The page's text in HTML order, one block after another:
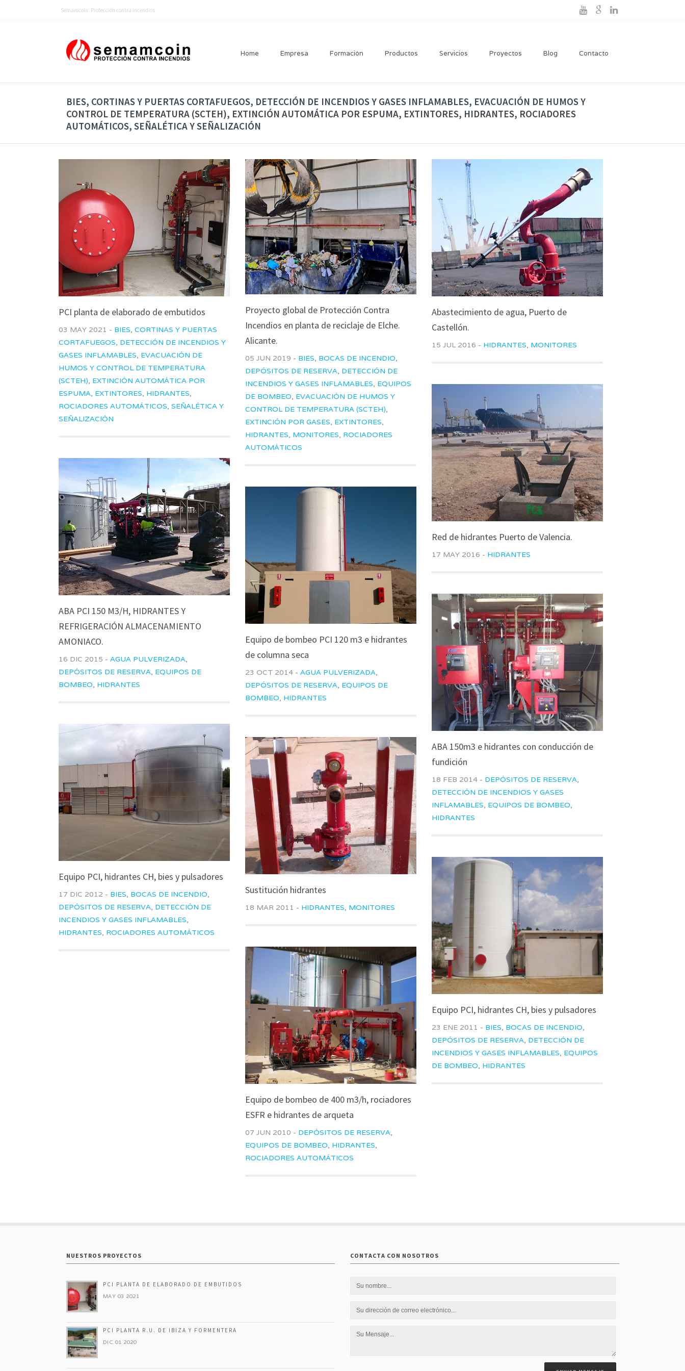
Semamcoin: Protección contra incendios
Home Empresa Formación Productos Servicios Proyectos Blog Contacto
BIES, CORTINAS Y PUERTAS CORTAFUEGOS, DETECCIÓN DE INCENDIOS Y GASES INFLAMABLES, EVACUACIÓN DE HUMOS Y
CONTROL DE TEMPERATURA (SCTEH), EXTINCIÓN AUTOMÁTICA POR ESPUMA, EXTINTORES, HIDRANTES, ROCIADORES
AUTOMÁTICOS, SEÑALÉTICA Y SEÑALIZACIÓN
PCI planta de elaborado de embutidos
03 MAY 2021 - BIES, CORTINAS Y PUERTAS
CORTAFUEGOS, DETECCIÓN DE INCENDIOS Y
GASES INFLAMABLES, EVACUACIÓN DE
HUMOS Y CONTROL DE TEMPERATURA
(SCTEH), EXTINCIÓN AUTOMÁTICA POR
ESPUMA, EXTINTORES, HIDRANTES,
ROCIADORES AUTOMÁTICOS, SEÑALÉTICA Y
SEÑALIZACIÓN
Proyecto global de Protección Contra
Incendios en planta de reciclaje de Elche.
Alicante.
05 JUN 2019 - BIES, BOCAS DE INCENDIO,
DEPÓSITOS DE RESERVA, DETECCIÓN DE
INCENDIOS Y GASES INFLAMABLES, EQUIPOS
DE BOMBEO, EVACUACIÓN DE HUMOS Y
CONTROL DE TEMPERATURA (SCTEH),
EXTINCIÓN POR GASES, EXTINTORES,
HIDRANTES, MONITORES, ROCIADORES
AUTOMÁTICOS
Abastecimiento de agua, Puerto de
Castellón.
15 JUL 2016 - HIDRANTES, MONITORES
Red de hidrantes Puerto de Valencia.
17 MAY 2016 - HIDRANTES
ABA PCI 150 M3/H, HIDRANTES Y
REFRIGERACIÓN ALMACENAMIENTO
AMONIACO.
16 DIC 2015 - AGUA PULVERIZADA,
DEPÓSITOS DE RESERVA, EQUIPOS DE
BOMBEO, HIDRANTES
Equipo de bombeo PCI 120 m3 e hidrantes
de columna seca
23 OCT 2014 - AGUA PULVERIZADA,
DEPÓSITOS DE RESERVA, EQUIPOS DE
BOMBEO, HIDRANTES
ABA 150m3 e hidrantes con conducción de
fundición
18 FEB 2014 - DEPÓSITOS DE RESERVA,
DETECCIÓN DE INCENDIOS Y GASES
INFLAMABLES, EQUIPOS DE BOMBEO,
HIDRANTES
Equipo PCI, hidrantes CH, bies y pulsadores
17 DIC 2012 - BIES, BOCAS DE INCENDIO,
DEPÓSITOS DE RESERVA, DETECCIÓN DE
INCENDIOS Y GASES INFLAMABLES,
HIDRANTES, ROCIADORES AUTOMÁTICOS
Sustitución hidrantes
18 MAR 2011 - HIDRANTES, MONITORES
Equipo PCI, hidrantes CH, bies y pulsadores
23 ENE 2011 - BIES, BOCAS DE INCENDIO,
DEPÓSITOS DE RESERVA, DETECCIÓN DE
INCENDIOS Y GASES INFLAMABLES, EQUIPOS
DE BOMBEO, HIDRANTES
Equipo de bombeo de 400 m3/h, rociadores
ESFR e hidrantes de arqueta
07 JUN 2010 - DEPÓSITOS DE RESERVA,
EQUIPOS DE BOMBEO, HIDRANTES,
ROCIADORES AUTOMÁTICOS
NUESTROS PROYECTOS
PCI PLANTA DE ELABORADO DE EMBUTIDOS
MAY 03 2021
PCI PLANTA R.U. DE IBIZA Y FORMENTERA
DIC 01 2020
CONTACTA CON NOSOTROS